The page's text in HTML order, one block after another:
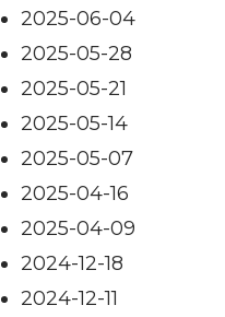
2025-06-04
2025-05-28
2025-05-21
2025-05-14
2025-05-07
2025-04-16
2025-04-09
2024-12-18
2024-12-11